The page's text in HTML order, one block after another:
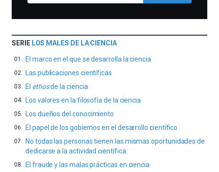
SERIE LOS MALES DE LA CIENCIA
El marco en el que se desarrolla la ciencia
Las publicaciones científicas
El ethosde la ciencia
Los valores en la filosofía de la ciencia
Los dueños del conocimiento
El papel de los gobiernos en el desarrollo científico
No todas las personas tienen las mismas oportunidades de
dedicarse a la actividad científica
El fraude y las malas prácticas en ciencia